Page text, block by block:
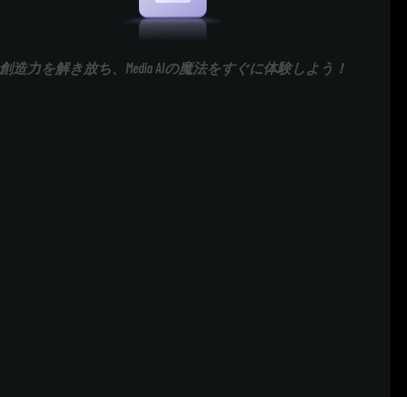
創造力を解き放ち、Media AIの魔法をすぐに体験しよう！